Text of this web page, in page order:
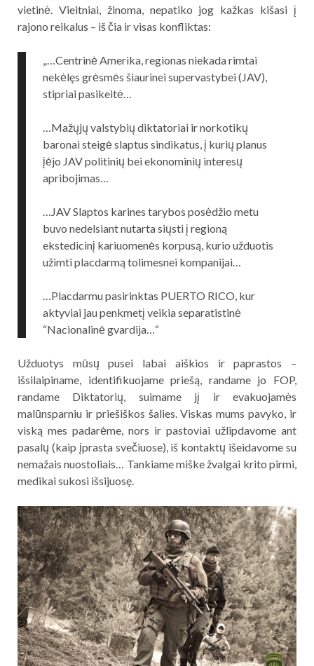
vietinė. Vieitniai, žinoma, nepatiko jog kažkas kišasi į
rajono reikalus – iš čia ir visas konfliktas:
„…Centrinė Amerika, regionas niekada rimtai
nekėlęs grėsmės šiaurinei supervastybei (JAV),
stipriai pasikeitė…
…Mažųjų valstybių diktatoriai ir norkotikų
baronai steigė slaptus sindikatus, į kurių planus
įėjo JAV politinių bei ekonominių interesų
apribojimas…
…JAV Slaptos karines tarybos posėdžio metu
buvo nedelsiant nutarta siųsti į regioną
ekstedicinį kariuomenės korpusą, kurio užduotis
užimti placdarmą tolimesnei kompanijai…
…Placdarmu pasirinktas PUERTO RICO, kur
aktyviai jau penkmetį veikia separatistinė
“Nacionalinė gvardija…“
Užduotys mūsų pusei labai aiškios ir paprastos –
išsilaipiname, identifikuojame priešą, randame jo FOP,
randame Diktatorių, suimame jį ir evakuojamės
malūnsparniu ir priešiškos šalies. Viskas mums pavyko, ir
viską mes padarėme, nors ir pastoviai užlipdavome ant
pasalų (kaip įprasta svečiuose), iš kontaktų išeidavome su
nemažais nuostoliais… Tankiame miške žvalgai krito pirmi,
medikai sukosi išsijuosę.